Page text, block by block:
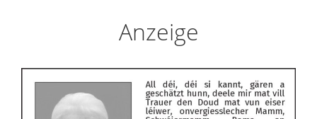
Anzeige